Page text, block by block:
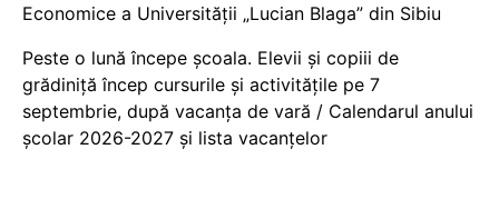
Economice a Universității „Lucian Blaga” din Sibiu
Peste o lună începe școala. Elevii și copiii de
grădiniță încep cursurile și activitățile pe 7
septembrie, după vacanța de vară / Calendarul anului
școlar 2026-2027 și lista vacanțelor